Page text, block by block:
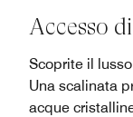
Accesso
Scoprite il
Una scalinata
acque